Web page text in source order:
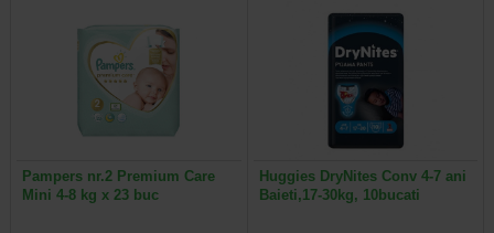
Pampers nr.2 Premium Care
Mini 4-8 kg x 23 buc
Huggies DryNites Conv 4-7 ani
Baieti,17-30kg, 10bucati